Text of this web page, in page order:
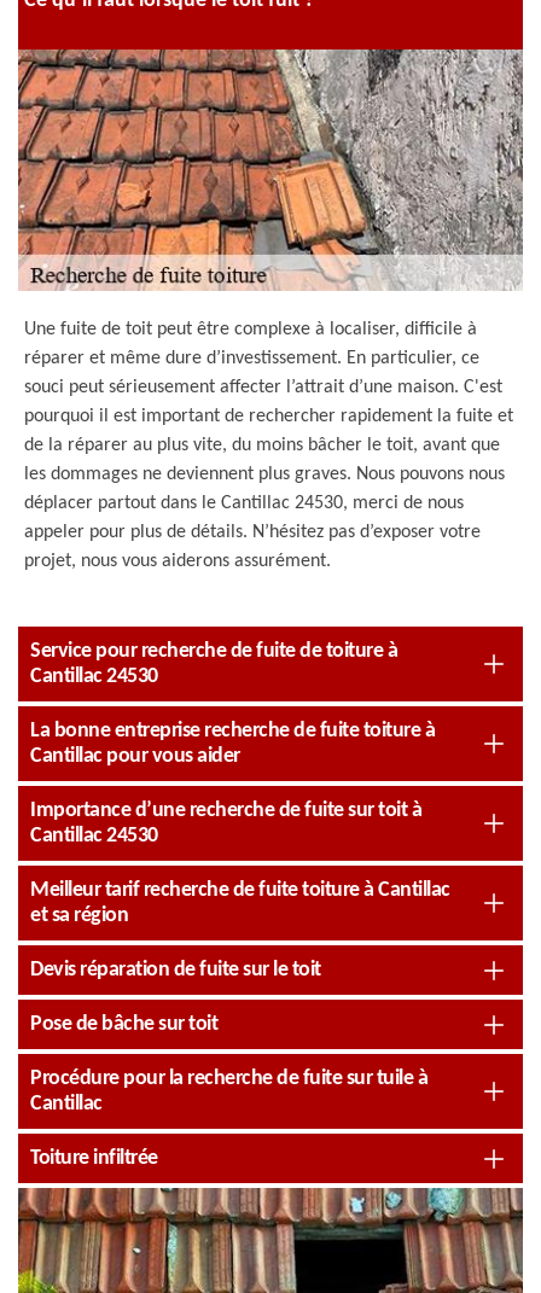
Une fuite de toit peut être complexe à localiser, difficile à
réparer et même dure d’investissement. En particulier, ce
souci peut sérieusement affecter l’attrait d’une maison. C'est
pourquoi il est important de rechercher rapidement la fuite et
de la réparer au plus vite, du moins bâcher le toit, avant que
les dommages ne deviennent plus graves. Nous pouvons nous
déplacer partout dans le Cantillac 24530, merci de nous
appeler pour plus de détails. N’hésitez pas d’exposer votre
projet, nous vous aiderons assurément.
Service pour recherche de fuite de toiture à
Cantillac 24530
La bonne entreprise recherche de fuite toiture à
Cantillac pour vous aider
Importance d’une recherche de fuite sur toit à
Cantillac 24530
Meilleur tarif recherche de fuite toiture à Cantillac
et sa région
Devis réparation de fuite sur le toit
Pose de bâche sur toit
Procédure pour la recherche de fuite sur tuile à
Cantillac
Toiture infiltrée